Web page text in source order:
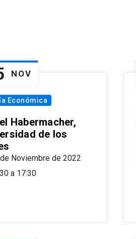
NOV
Económica
Habermacher,
de los
Noviembre de 2022
a 17:30